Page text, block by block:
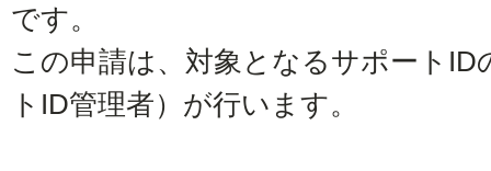
です。
この申請は、対象となるサポート
トID管理者）が行います。